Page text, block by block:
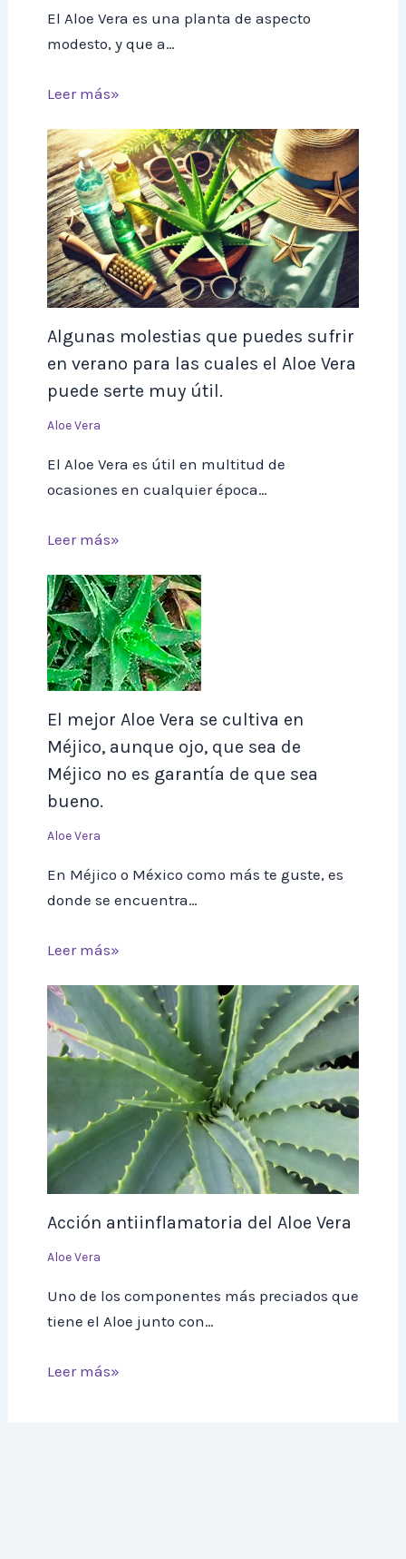
El Aloe Vera es una planta de aspecto
modesto, y que a…
Leer más»
Algunas molestias que puedes sufrir
en verano para las cuales el Aloe Vera
puede serte muy útil.
Aloe Vera
El Aloe Vera es útil en multitud de
ocasiones en cualquier época…
Leer más»
El mejor Aloe Vera se cultiva en
Méjico, aunque ojo, que sea de
Méjico no es garantía de que sea
bueno.
Aloe Vera
En Méjico o México como más te guste, es
donde se encuentra…
Leer más»
Acción antiinflamatoria del Aloe Vera
Aloe Vera
Uno de los componentes más preciados que
tiene el Aloe junto con…
Leer más»